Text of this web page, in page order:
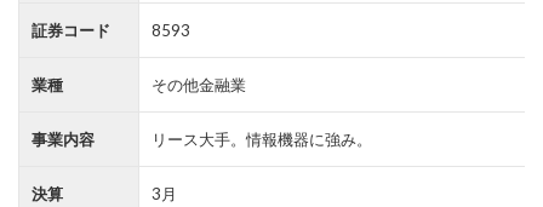
証券コード 8593
業種 その他金融業
事業内容 リース大手。情報機器に強み。
決算 3月